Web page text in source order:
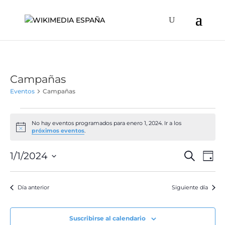
Campañas
Eventos Campañas
en
1,
Aviso
No hay eventos programados para enero 1, 2024. Ir a los
próximos eventos.
de
y
vistas
Buscar
de
de
Día
1/1/2024
fecha.
Día anterior Siguiente día
Suscribirse al calendario